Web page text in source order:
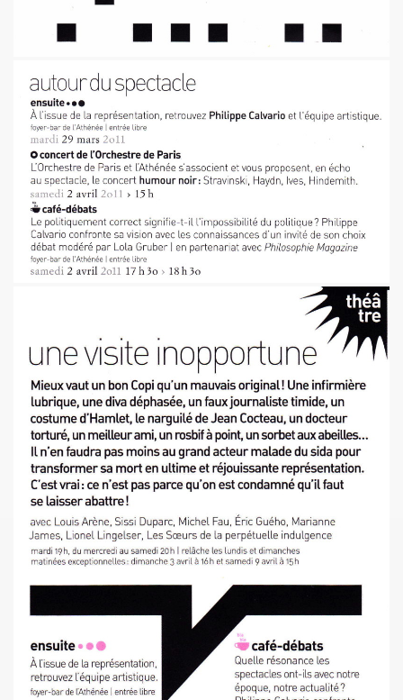
"OK KO" le 16 octobre 2025 au Zenith (Paris) : chronique
"AJASPHERE" le 30 août 2025 en la chapelle Reille
"I DIG THAT BOP" le 28 juin 2025 a Louvres (95) :
le 24 juin 2025, terre plein central du boulevard
ALMOSNINO a la guitare) le 21 juin 2025 devant le bar
"AJASPHERE" dans la nuit du 20 au 21 juin 2025 en l
a DANIEL DARC le 19 juin 2025, rue Charles
le 10 juin 2025 au Cafe de la Danse
UNKNOWN" (2024, corealise par Les Spunyboys et
(2025) d'YZOULA : chronique detaillee.
"AJASPHERE" le 15 mai 2025 au Badaboum (Paris) :
ET LE DRAGON ALL STARS + CATASTROPHE
ADRIAN, concert litteraire "Hotel Roma" le 4 avril
THOURY, concerts "MONOMANIAQUES" en power
2024" le 21 mars 2025 a La Cigale (Paris) : chronique
(2024) de VIKTOR HUGANET : chronique detaillee.
DAUGA : chronique detaillee.